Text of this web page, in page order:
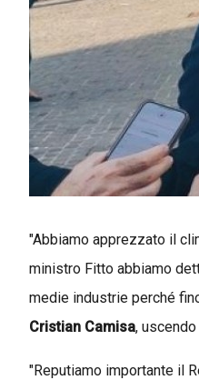
"Abbiamo apprezzato il
ministro Fitto abbiamo
medie industrie perché
Cristian Camisa,
"Reputiamo importante il